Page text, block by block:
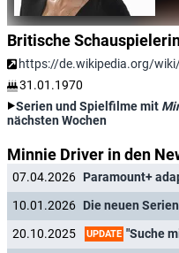
Britische
https://de.wikipedia.org/
31.01.1970
Serien und Spielfilme mit
nächsten Wochen
Minnie Driver in den
07.04.2026 Paramount+
10.01.2026
20.10.2025
UPDATE "Suche mich